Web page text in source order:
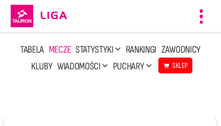
TABELA MECZE STATYSTYKI RANKINGI ZAWODNICY
KLUBY WIADOMOŚCI PUCHARY SKLEP